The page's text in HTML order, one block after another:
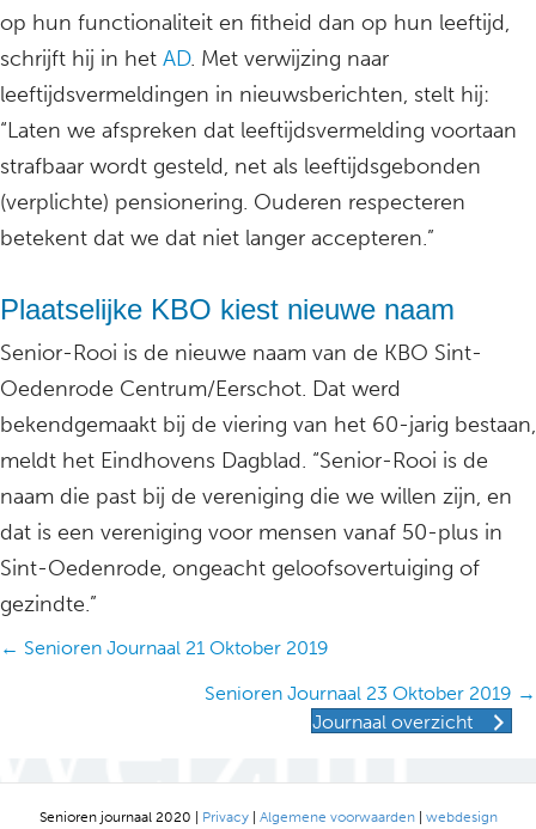
op hun functionaliteit en fitheid dan op hun leeftijd,
schrijft hij in het AD. Met verwijzing naar
leeftijdsvermeldingen in nieuwsberichten, stelt hij:
“Laten we afspreken dat leeftijdsvermelding voortaan
strafbaar wordt gesteld, net als leeftijdsgebonden
(verplichte) pensionering. Ouderen respecteren
betekent dat we dat niet langer accepteren.”
Plaatselijke KBO kiest nieuwe naam
Senior-Rooi is de nieuwe naam van de KBO Sint-
Oedenrode Centrum/Eerschot. Dat werd
bekendgemaakt bij de viering van het 60-jarig bestaan,
meldt het Eindhovens Dagblad. “Senior-Rooi is de
naam die past bij de vereniging die we willen zijn, en
dat is een vereniging voor mensen vanaf 50-plus in
Sint-Oedenrode, ongeacht geloofsovertuiging of
gezindte.”
Posts
← Senioren Journaal 21 Oktober 2019
Senioren Journaal 23 Oktober 2019 →
Journaal overzicht
Senioren journaal 2020 | Privacy| Algemene voorwaarden| webdesign